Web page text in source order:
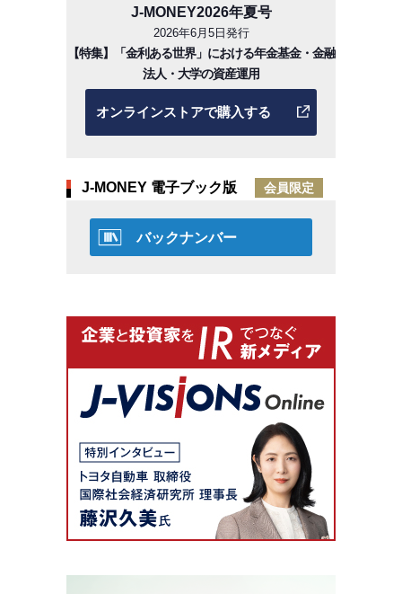
J-MONEY2026年夏号
2026年6月5日発行
【特集】「金利ある世界」における年金基金・金融
法人・大学の資産運用
オンラインストアで購入する
J-MONEY 電子ブック版 会員限定
バックナンバー